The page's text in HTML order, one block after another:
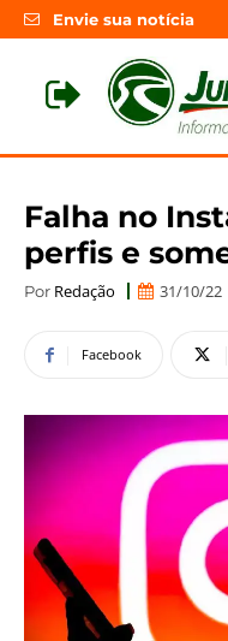
Envie sua notícia
Falha no
perfis e
Por Redação 31/10/22
Facebook